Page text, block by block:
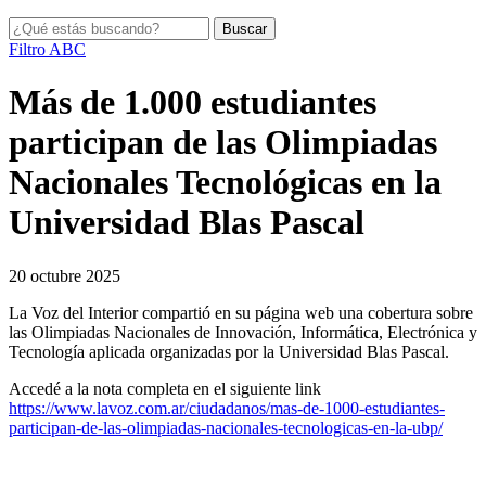
Filtro ABC
Más de 1.000 estudiantes
participan de las Olimpiadas
Nacionales Tecnológicas en la
Universidad Blas Pascal
20 octubre 2025
La Voz del Interior compartió en su página web una cobertura sobre
las Olimpiadas Nacionales de Innovación, Informática, Electrónica y
Tecnología aplicada organizadas por la Universidad Blas Pascal.
Accedé a la nota completa en el siguiente link
https://www.lavoz.com.ar/ciudadanos/mas-de-1000-estudiantes-
participan-de-las-olimpiadas-nacionales-tecnologicas-en-la-ubp/